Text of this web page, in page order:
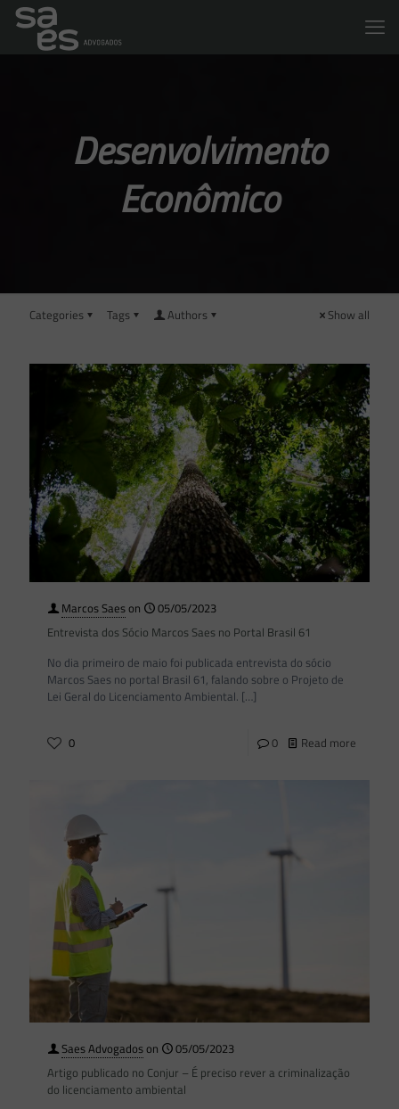
Desenvolvimento
Econômico
Categories Tags Authors Show all
Marcos Saeson
05/05/2023
Entrevista dos Sócio Marcos Saes no Portal Brasil 61
No dia primeiro de maio foi publicada entrevista do sócio
Marcos Saes no portal Brasil 61, falando sobre o Projeto de
Lei Geral do Licenciamento Ambiental. […]
0 0 Read more
Saes Advogadoson
05/05/2023
Artigo publicado no Conjur – É preciso rever a criminalização
do licenciamento ambiental